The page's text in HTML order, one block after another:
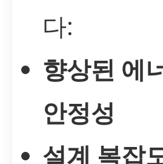
다:
향상된 에
안정성
설계 복잡